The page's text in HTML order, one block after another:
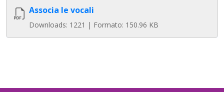
Associa le vocali
Downloads: 1221 | Formato: 150.96 KB